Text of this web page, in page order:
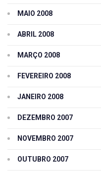
MAIO 2008
ABRIL 2008
MARÇO 2008
FEVEREIRO 2008
JANEIRO 2008
DEZEMBRO 2007
NOVEMBRO 2007
OUTUBRO 2007